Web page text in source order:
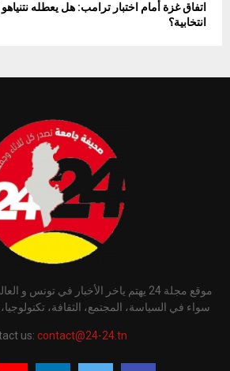
اتفاق غزة أمام اختبار ترامب: هل يعطله
انتخابية؟
موقع مجلة 24 يهتم ياخر الأخبار في
سواء في السياسة، المجتمع، الثقافة،
us: contact@24-24.tn